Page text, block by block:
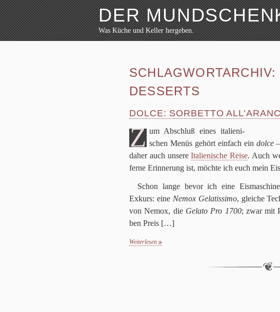
DER
Was Küche und Keller hergeben.
Weiter zum Inhalt
Festmahl
Keller
Markttag
Werkzeug
Bibliothek
Schaustücke
Potpourri
SCHLAGWORTARCHIV:
DESSERTS
DOLCE: SORBETTO
Z um Abschluß eines ita­lie­ni­
schen Menüs gehört ein­fach ein dolce–
daher auch unsereIta­lie­ni­sche Reise. Auch
ferne Erin­ne­rung ist, möchte ich euch mein
Schon lange bevor ich eine
Exkurs: eine Nemox Gela­tis­simo, glei­che
von Nemox, die Gelato Pro 1700; zwar mit
ben Preis […]
Weiterlesen